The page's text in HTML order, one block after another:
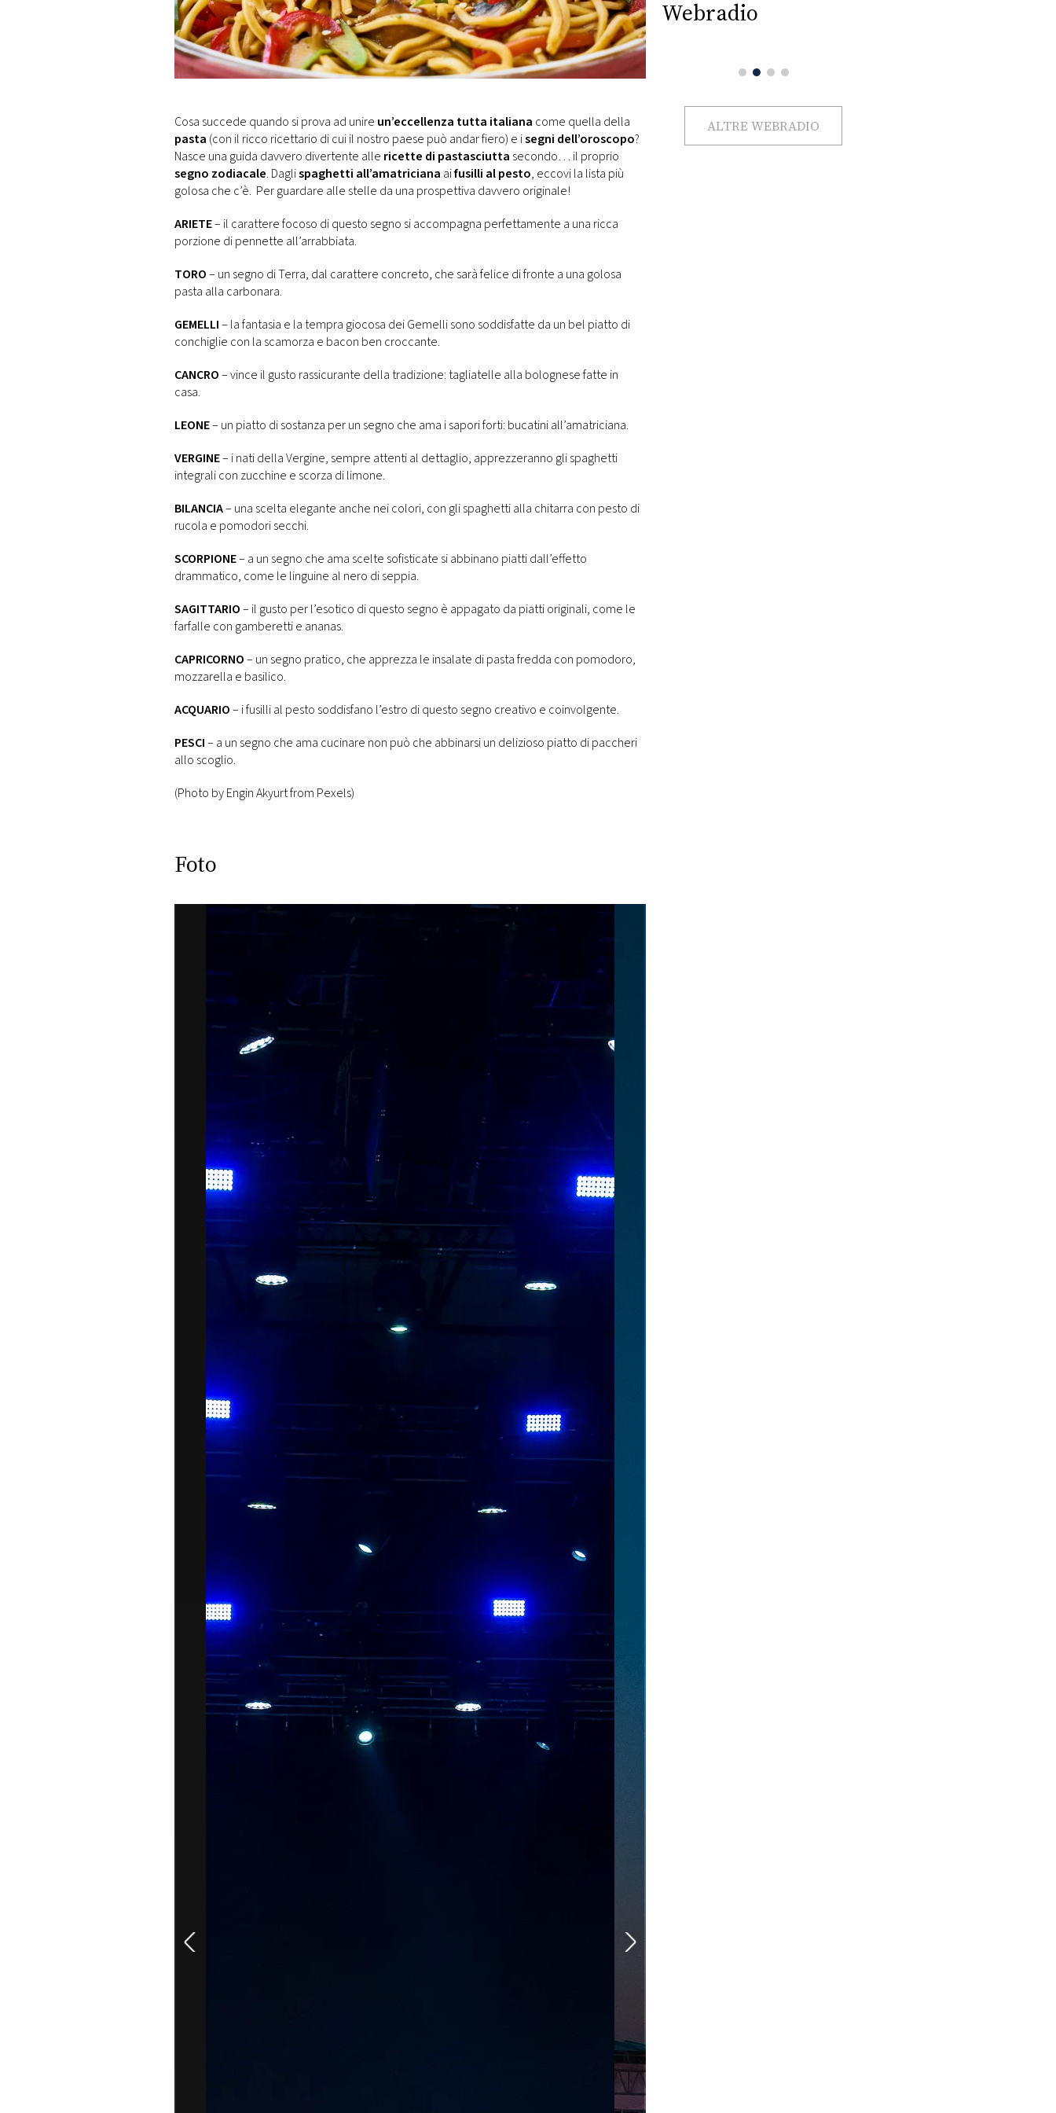
DI
MONACO
RMC
Cosa succede quando si prova ad unire un’eccellenza tutta italiana come quella della
pasta (con il ricco ricettario di cui il nostro paese può andar fiero) e isegni dell’oroscopo?
Nasce una guida davvero divertente alle ricette di pastasciutta secondo… il proprio
segno zodiacale. Daglispaghetti all’amatriciana aifusilli al pesto, eccovi la lista più
golosa che c’è. Per guardare alle stelle da una prospettiva davvero originale!
ARIETE– il carattere focoso di questo segno si accompagna perfettamente a una ricca
porzione di pennette all’arrabbiata.
TORO– un segno di Terra, dal carattere concreto, che sarà felice di fronte a una golosa
pasta alla carbonara.
GEMELLI– la fantasia e la tempra giocosa dei Gemelli sono soddisfatte da un bel piatto di
conchiglie con la scamorza e bacon ben croccante.
CANCRO– vince il gusto rassicurante della tradizione: tagliatelle alla bolognese fatte in
casa.
LEONE– un piatto di sostanza per un segno che ama i sapori forti: bucatini all’amatriciana.
VERGINE– i nati della Vergine, sempre attenti al dettaglio, apprezzeranno gli spaghetti
integrali con zucchine e scorza di limone.
BILANCIA– una scelta elegante anche nei colori, con gli spaghetti alla chitarra con pesto di
rucola e pomodori secchi.
SCORPIONE– a un segno che ama scelte sofisticate si abbinano piatti dall’effetto
drammatico, come le linguine al nero di seppia.
SAGITTARIO– il gusto per l’esotico di questo segno è appagato da piatti originali, come le
farfalle con gamberetti e ananas.
CAPRICORNO– un segno pratico, che apprezza le insalate di pasta fredda con pomodoro,
mozzarella e basilico.
ACQUARIO– i fusilli al pesto soddisfano l’estro di questo segno creativo e coinvolgente.
PESCI– a un segno che ama cucinare non può che abbinarsi un delizioso piatto di paccheri
allo scoglio.
(Photo by Engin Akyurt from Pexels)
Foto
Webradio
ALTRE WEBRADIO